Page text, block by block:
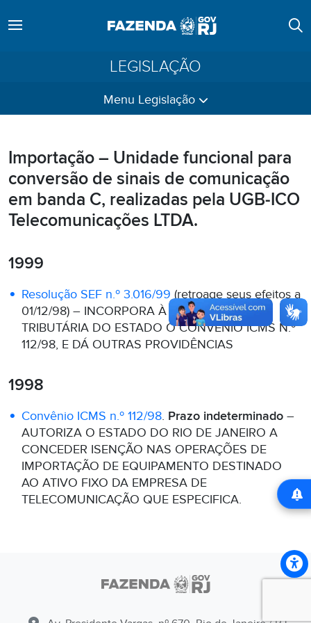
LEGISLAÇÃO
Menu Legislação
Importação – Unidade funcional para
conversão de sinais de comunicação
em banda C, realizadas pela UGB-ICO
Telecomunicações LTDA.
1999
Resolução SEF n.º 3.016/99 (retroage seus efeitos a
01/12/98) – INCORPORA À LEGISLAÇÃO
TRIBUTÁRIA DO ESTADO O CONVÊNIO ICMS N.º
112/98, E DÁ OUTRAS PROVIDÊNCIAS
1998
Convênio ICMS n.º 112/98. Prazo indeterminado –
AUTORIZA O ESTADO DO RIO DE JANEIRO A
CONCEDER ISENÇÃO NAS OPERAÇÕES DE
IMPORTAÇÃO DE EQUIPAMENTO DESTINADO
AO ATIVO FIXO DA EMPRESA DE
TELECOMUNICAÇÃO QUE ESPECIFICA.